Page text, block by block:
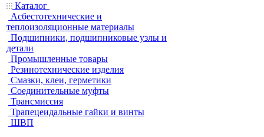
Каталог
Асбестотехнические и
теплоизоляционные материалы
Подшипники, подшипниковые узлы и
детали
Промышленные товары
Резинотехнические изделия
Смазки, клеи, герметики
Соединительные муфты
Трансмиссия
Трапецеидальные гайки и винты
ШВП